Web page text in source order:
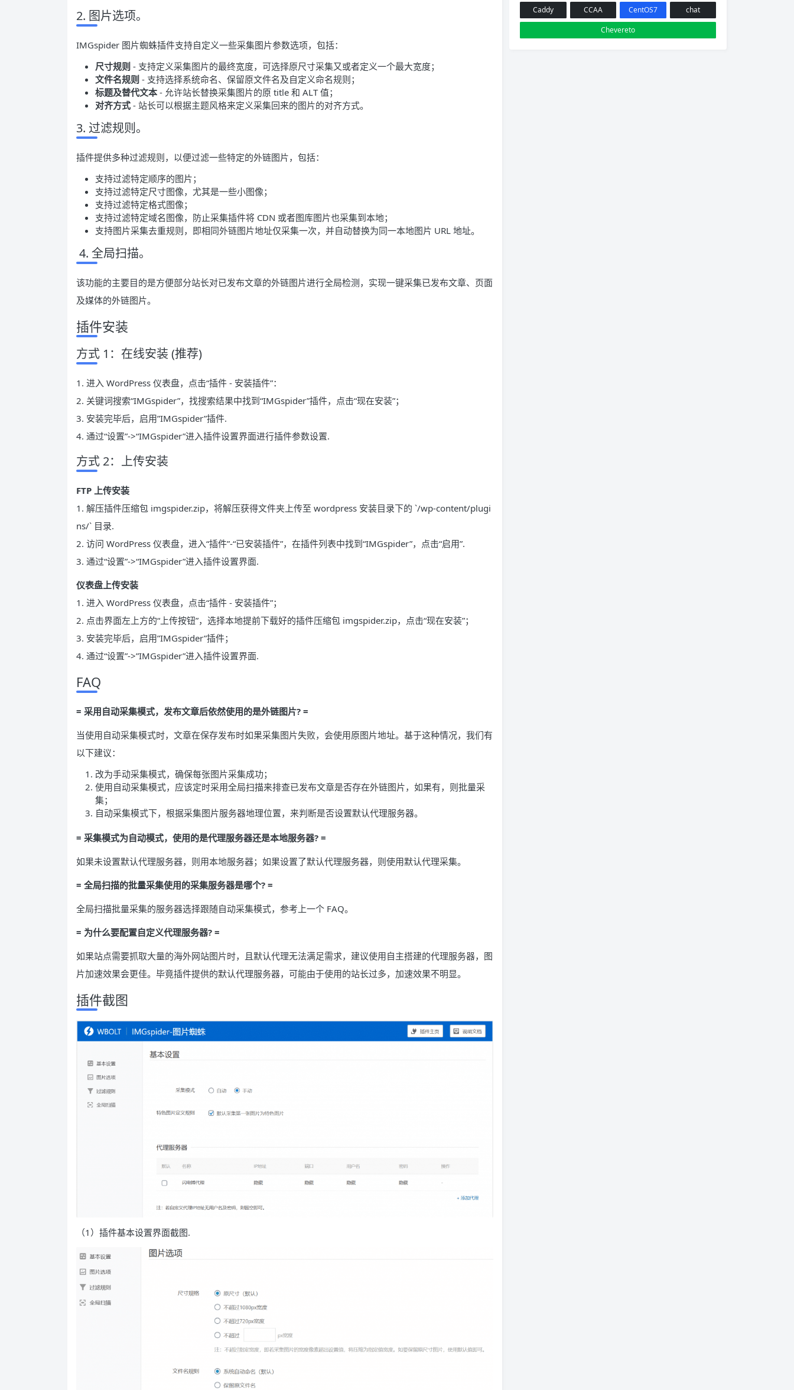
2. 图片选项。
IMGspider 图片蜘蛛插件支持自定义一些采集图片参数选项，包括：
尺寸规则 - 支持定义采集图片的最终宽度，可选择原尺寸采集又或者定义一个最大宽度；
文件名规则 - 支持选择系统命名、保留原文件名及自定义命名规则；
标题及替代文本 - 允许站长替换采集图片的原 title 和 ALT 值；
对齐方式 - 站长可以根据主题风格来定义采集回来的图片的对齐方式。
3. 过滤规则。
插件提供多种过滤规则，以便过滤一些特定的外链图片，包括：
支持过滤特定顺序的图片；
支持过滤特定尺寸图像，尤其是一些小图像；
支持过滤特定格式图像；
支持过滤特定域名图像，防止采集插件将 CDN 或者图库图片也采集到本地；
支持图片采集去重规则，即相同外链图片地址仅采集一次，并自动替换为同一本地图片 URL 地址。
4. 全局扫描。
该功能的主要目的是方便部分站长对已发布文章的外链图片进行全局检测，实现一键采集已发布文章、页面
及媒体的外链图片。
插件安装
方式 1：在线安装 (推荐)
1. 进入 WordPress 仪表盘，点击“插件 - 安装插件”：
2. 关键词搜索“IMGspider”，找搜索结果中找到“IMGspider”插件，点击“现在安装”；
3. 安装完毕后，启用”IMGspider”插件.
4. 通过“设置”->“IMGspider”进入插件设置界面进行插件参数设置.
方式 2：上传安装
FTP 上传安装
1. 解压插件压缩包 imgspider.zip，将解压获得文件夹上传至 wordpress 安装目录下的 `/wp-content/plugi
ns/` 目录.
2. 访问 WordPress 仪表盘，进入“插件”-“已安装插件”，在插件列表中找到“IMGspider”，点击“启用”.
3. 通过“设置”->“IMGspider”进入插件设置界面.
仪表盘上传安装
1. 进入 WordPress 仪表盘，点击“插件 - 安装插件”；
2. 点击界面左上方的“上传按钮”，选择本地提前下载好的插件压缩包 imgspider.zip，点击“现在安装”；
3. 安装完毕后，启用”IMGspider”插件；
4. 通过“设置”->”IMGspider”进入插件设置界面.
FAQ
= 采用自动采集模式，发布文章后依然使用的是外链图片? =
当使用自动采集模式时，文章在保存发布时如果采集图片失败，会使用原图片地址。基于这种情况，我们有
以下建议：
改为手动采集模式，确保每张图片采集成功；
使用自动采集模式，应该定时采用全局扫描来排查已发布文章是否存在外链图片，如果有，则批量采
集；
自动采集模式下，根据采集图片服务器地理位置，来判断是否设置默认代理服务器。
= 采集模式为自动模式，使用的是代理服务器还是本地服务器? =
如果未设置默认代理服务器，则用本地服务器；如果设置了默认代理服务器，则使用默认代理采集。
= 全局扫描的批量采集使用的采集服务器是哪个? =
全局扫描批量采集的服务器选择跟随自动采集模式，参考上一个 FAQ。
= 为什么要配置自定义代理服务器? =
如果站点需要抓取大量的海外网站图片时，且默认代理无法满足需求，建议使用自主搭建的代理服务器，图
片加速效果会更佳。毕竟插件提供的默认代理服务器，可能由于使用的站长过多，加速效果不明显。
插件截图
（1）插件基本设置界面截图.
Caddy
CCAA CentOS7
chat
Chevereto